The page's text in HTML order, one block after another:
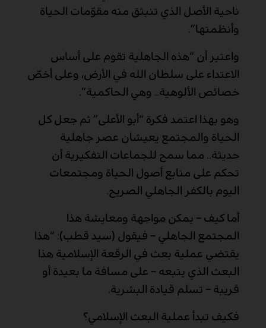
ناحية الأصل الذي تنبثق منه مقوّمات الحياة
وأنظمتها”.
واعتبر أن “هذه الجاهلية تقوم على أساس
الاعتداء على سلطان الله في الأرض، وعلى أخصّ
خصائص الألوهية.. وهي الحاكمية”.
وهو بهذا اعتمد فكرة “أبو الأعلى” ثم جعل كل
الحياة والمجتمع يعيشان عصر جاهلية
حديثة.. مما سمح للجماعات التفكيرية أن
تحكم على منابع أصول الحياة ومجتمعات
اليوم بالكفر الجاهلي الصريح.
أما كيف – يمكن مواجهة ومعايشة هذا
المجتمع الجاهلي – فيقول (سيد قطب): “هذا
يقتضي عملية بعث في الرقعة الإسلامية هذا
البعث الذي يتبعه – على مسافة ما بعيدة أو
قريبة – تسلم قيادة البشرية.
فكيف تبدأ عملية البعث الإسلامي؟